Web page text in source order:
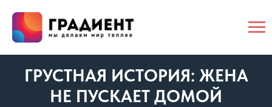
ГРУСТНАЯ ИСТОРИЯ: ЖЕНА
НЕ ПУСКАЕТ ДОМОЙ